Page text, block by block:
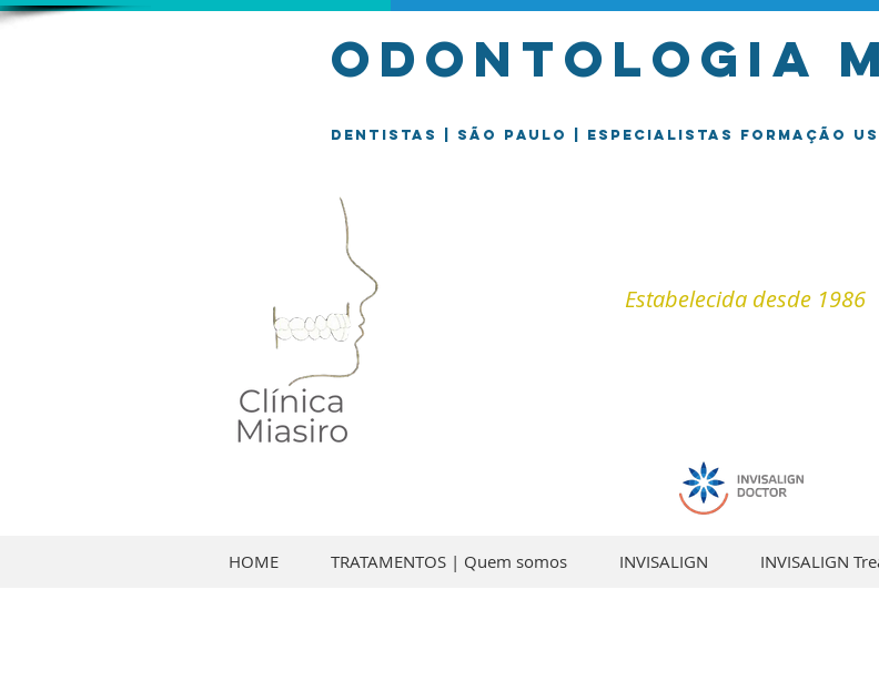
Odontologia
Dentistas | São Paulo | Especialistas formação
Estabelecida desde 1986
HOME TRATAMENTOS | Quem somos INVISALIGN INVISALIGN